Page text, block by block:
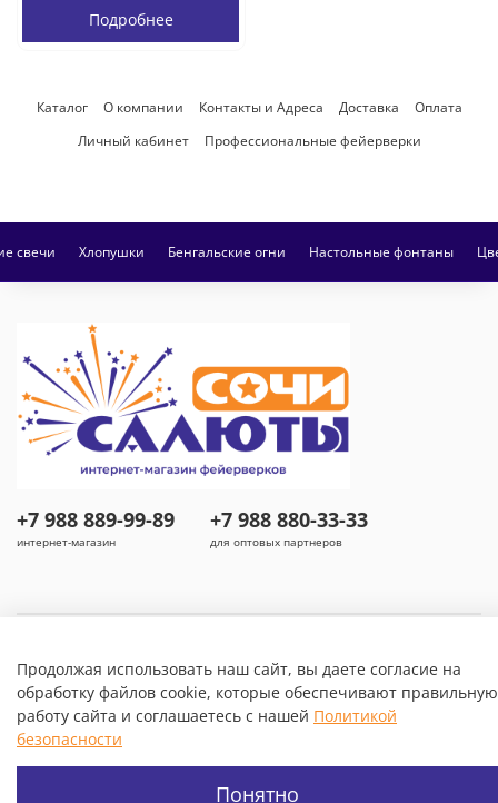
Подробнее
Каталог О компании Контакты и Адреса Доставка
Оплата
Личный кабинет
Профессиональные фейерверки
свечи Хлопушки Бенгальские огни Настольные фонтаны
+7 988 889-99-89
интернет-магазин
+7 988 880-33-33
для оптовых партнеров
Продолжая использовать наш сайт, вы даете согласие на
обработку файлов cookie, которые обеспечивают правильную
работу сайта и соглашаетесь с нашей Политикой
безопасности
Понятно